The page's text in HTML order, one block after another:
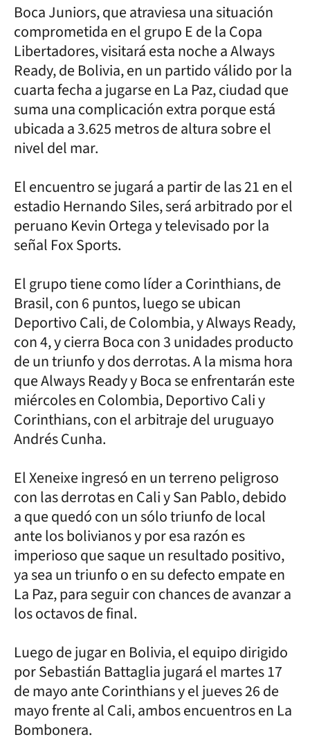
Boca Juniors, que atraviesa una situación
comprometida en el grupo E de la Copa
Libertadores, visitará esta noche a Always
Ready, de Bolivia, en un partido válido por la
cuarta fecha a jugarse en La Paz, ciudad que
suma una complicación extra porque está
ubicada a 3.625 metros de altura sobre el
nivel del mar.
El encuentro se jugará a partir de las 21 en el
estadio Hernando Siles, será arbitrado por el
peruano Kevin Ortega y televisado por la
señal Fox Sports.
El grupo tiene como líder a Corinthians, de
Brasil, con 6 puntos, luego se ubican
Deportivo Cali, de Colombia, y Always Ready,
con 4, y cierra Boca con 3 unidades producto
de un triunfo y dos derrotas. A la misma hora
que Always Ready y Boca se enfrentarán este
miércoles en Colombia, Deportivo Cali y
Corinthians, con el arbitraje del uruguayo
Andrés Cunha.
El Xeneixe ingresó en un terreno peligroso
con las derrotas en Cali y San Pablo, debido
a que quedó con un sólo triunfo de local
ante los bolivianos y por esa razón es
imperioso que saque un resultado positivo,
ya sea un triunfo o en su defecto empate en
La Paz, para seguir con chances de avanzar a
los octavos de final.
Luego de jugar en Bolivia, el equipo dirigido
por Sebastián Battaglia jugará el martes 17
de mayo ante Corinthians y el jueves 26 de
mayo frente al Cali, ambos encuentros en La
Bombonera.